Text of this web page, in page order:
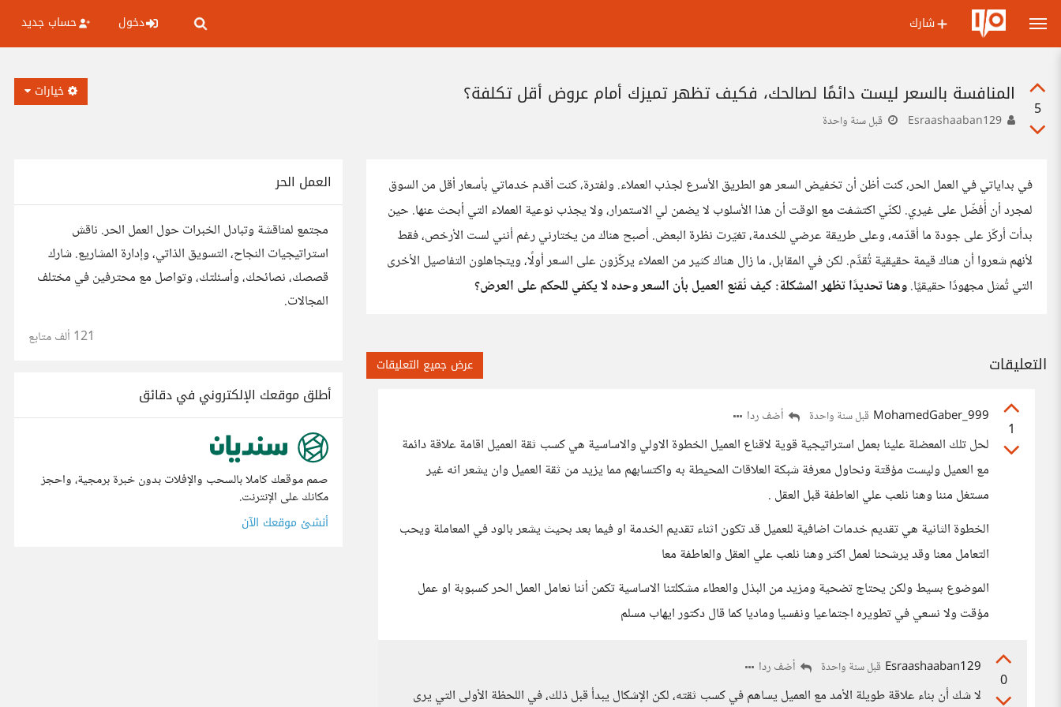
شارك دخول حساب جديد
5
المنافسة بالسعر ليست دائمًا لصالحك، فكيف تظهر تميزك أمام عروض أقل تكلفة؟
قبل سنة واحدة
خيارات
في بداياتي في العمل الحر، كنت أظن أن تخفيض السعر هو الطريق الأسرع لجذب العملاء. ولفترة، كنت أقدم خدماتي بأسعار أقل من السوق
لمجرد أن أُفضّل على غيري. لكنّي اكتشفت مع الوقت أن هذا الأسلوب لا يضمن لي الاستمرار، ولا يجذب نوعية العملاء التي أبحث عنها. حين
بدأت أركّز على جودة ما أقدّمه، وعلى طريقة عرضي للخدمة، تغيّرت نظرة البعض. أصبح هناك من يختارني رغم أنني لست الأرخص، فقط
لأنهم شعروا أن هناك قيمة حقيقية تُقدَّم. لكن في المقابل، ما زال هناك كثير من العملاء يركّزون على السعر أولًا، ويتجاهلون التفاصيل الأخرى
التي تُمثل مجهودًا حقيقيًا.وهنا تحديدًا تظهر المشكلة: كيف نُقنع العميل بأن السعر وحده لا يكفي للحكم على العرض؟
التعليقات عرض جميع التعليقات
1
MohamedGaber_999 قبل سنة واحدة أضف ردا
لحل تلك المعضلة علينا بعمل استراتيجية قوية لاقناع العميل الخطوة الاولي والاساسية هي كسب ثقة العميل اقامة علاقة دائمة
مع العميل وليست مؤقتة ونحاول معرفة شبكة العلاقات المحيطة به واكتسابهم مما يزيد من ثقة العميل وان يشعر انه غير
مستغل مننا وهنا نلعب علي العاطفة قبل العقل .
الخطوة الثانية هي تقديم خدمات اضافية للعميل قد تكون اثناء تقديم الخدمة او فيما بعد بحيث يشعر بالود في المعاملة ويحب
التعامل معنا وقد يرشحنا لعمل اكثر وهنا نلعب علي العقل والعاطفة معا
الموضوع بسيط ولكن يحتاج تضحية ومزيد من البذل والعطاء مشكلتنا الاساسية تكمن أننا نعامل العمل الحر كسبوبة او عمل
مؤقت ولا نسعي في تطويره اجتماعيا ونفسيا وماديا كما قال دكتور ايهاب مسلم
0
Esraashaaban129 قبل سنة واحدة أضف ردا
لا شك أن بناء علاقة طويلة الأمد مع العميل يساهم في كسب ثقته، لكن الإشكال يبدأ قبل ذلك، في اللحظة الأولى التي يرى
العمل الحر
مجتمع لمناقشة وتبادل الخبرات حول العمل الحر. ناقش
استراتيجيات النجاح، التسويق الذاتي، وإدارة المشاريع. شارك
قصصك، نصائحك، وأسئلتك، وتواصل مع محترفين في مختلف
المجالات.
121 ألف متابع
أطلق موقعك الإلكتروني في دقائق
صمم موقعك كاملا بالسحب والإفلات بدون خبرة برمجية، واحجز
مكانك على الإنترنت.
أنشئ موقعك الآن